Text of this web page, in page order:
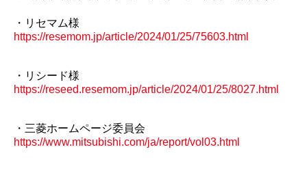
・リセマム様
https://resemom.jp/article/2024/01/25/75603.html
・リシード様
https://reseed.resemom.jp/article/2024/01/25/8027.html
・三菱ホームページ委員会
https://www.mitsubishi.com/ja/report/vol03.html